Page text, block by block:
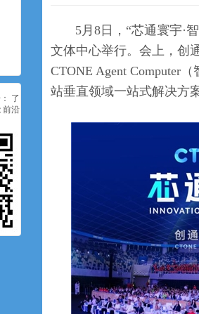
5月8日，“芯通寰宇·
文体中心举行。会上，创
CTONE Agent Computer
站垂直领域一站式解决方
了
前沿